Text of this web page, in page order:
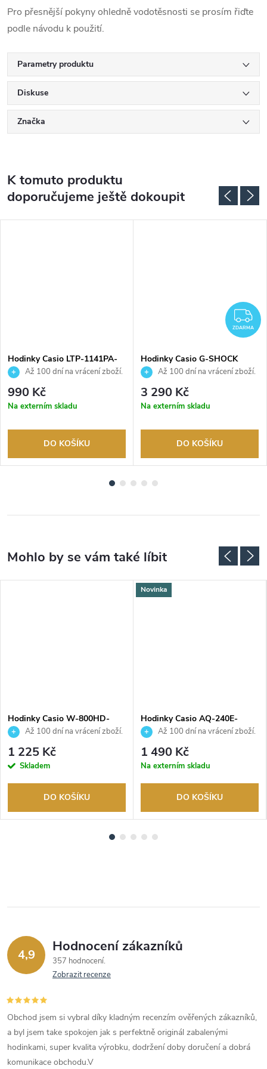
Pro přesnější pokyny ohledně vodotěsnosti se prosím řiďte
podle návodu k použití.
Parametry produktu
Diskuse
Značka
K tomuto produktu
doporučujeme ještě dokoupit
Hodinky Casio LTP-1141PA-
7BEGAž 100 dní na vrácení zboží.
Autorizovaný prodejce.
990 Kč
Na externím skladu
DO KOŠÍKU
ZDARMA
Hodinky Casio G-SHOCK
GMA-P2126W-8AER
Až 100 dní na vrácení zboží.
Autorizovaný prodejce.
3 290 Kč
Na externím skladu
DO KOŠÍKU
Hodinky Casio W-800HD-
1AVEFAž 100 dní na vrácení zboží.
Autorizovaný prodejce.
1 225 Kč
Skladem
DO KOŠÍKU
Novinka
Hodinky Casio AQ-240E-
7A2EFAž 100 dní na vrácení zboží.
Autorizovaný prodejce.
1 490 Kč
Na externím skladu
DO KOŠÍKU
4,9 Hodnocení zákazníků
357 hodnocení
Zobrazit recenze
Obchod jsem si vybral díky kladným recenzím ověřených zákazníků,
a byl jsem take spokojen jak s perfektně originál zabalenými
hodinkami, super kvalita výrobku, dodržení doby doručení a dobrá
komunikace obchodu.V